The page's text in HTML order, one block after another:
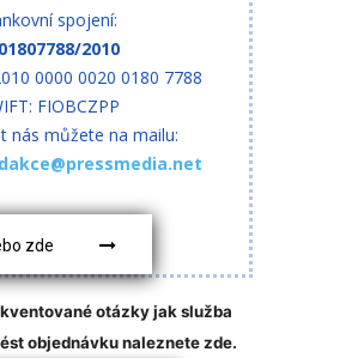
spojení:
2010
0000 0020 0180 7788
FIOBCZPP
nás můžete na mailu:
zde
otázky jak služba
objednávku naleznete zde.